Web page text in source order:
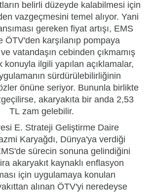
belirli düzeyde kalabilmesi için
vazgeçmesini temel alıyor. Yani
gereken fiyat artışı, EMS
ÖTV'den karşılanıp pompaya
ve vatandaşın cebinden çıkmamış
konuyla ilgili yapılan açıklamalar,
sürdürülebilirliğinin
önüne seriyor. Bununla birlikte
akaryakıta bir anda 2,53
TL zam gelebilir.
E. Strateji Geliştirme Daire
Karyağdı, Dünya'ya verdiği
sürecin sonuna gelindiğini
akaryakıt kaynaklı enflasyon
için uygulamaya konulan
alınan ÖTV'yi neredeyse